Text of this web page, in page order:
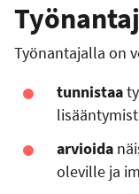
Työnantajalla on
tunnistaa
arvioida
oleville ja